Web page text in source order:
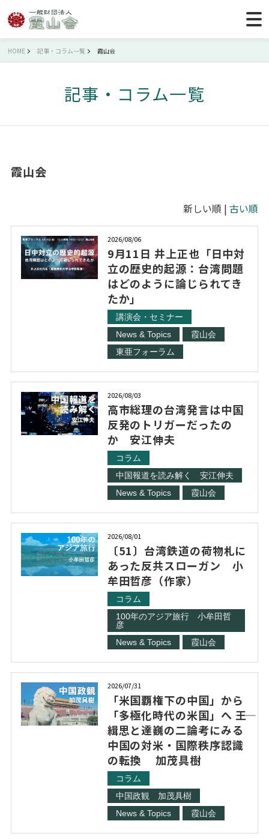
HOME 記事・コラム一覧 霞山会
記事・コラム一覧
霞山会
新しい順 |古い順
2026/08/06
9月11日 井上正也「日中対
立の歴史的起源：台湾問題
はどのように論じられてき
たか」
講演会・セミナー
News & Topics
霞山会
東亜フォーラム
2026/08/03
高市総理の台湾発言は中国
反発のトリガーだったの
か 安江伸夫
コラム
中国報道を読み解く 安江伸夫
News & Topics
霞山会
2026/08/01
〔51〕台湾鉄道の荷物札に
あった反共スローガン 小
牟田哲彦（作家）
コラム
100年のアジア旅行 小牟田哲
彦
News & Topics
霞山会
2026/07/31
「米国覇権下の中国」から
「多極化時代の米国」へ ――王
緝思と達巍の二論考にみる
中国の対米・国際秩序認識
の転換 加茂具樹
コラム
中国政観 加茂具樹
News & Topics
霞山会